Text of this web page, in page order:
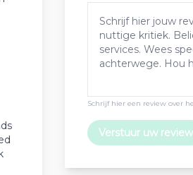
Schrijf hier een review over
Verstuur uw review